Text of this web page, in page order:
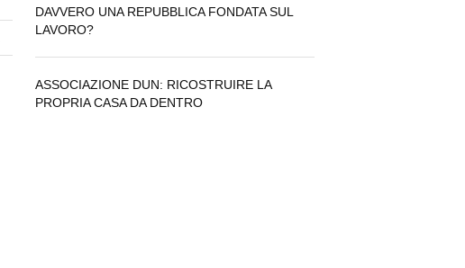
DAVVERO UNA REPUBBLICA FONDATA SUL
LAVORO?
ASSOCIAZIONE DUN: RICOSTRUIRE LA
PROPRIA CASA DA DENTRO